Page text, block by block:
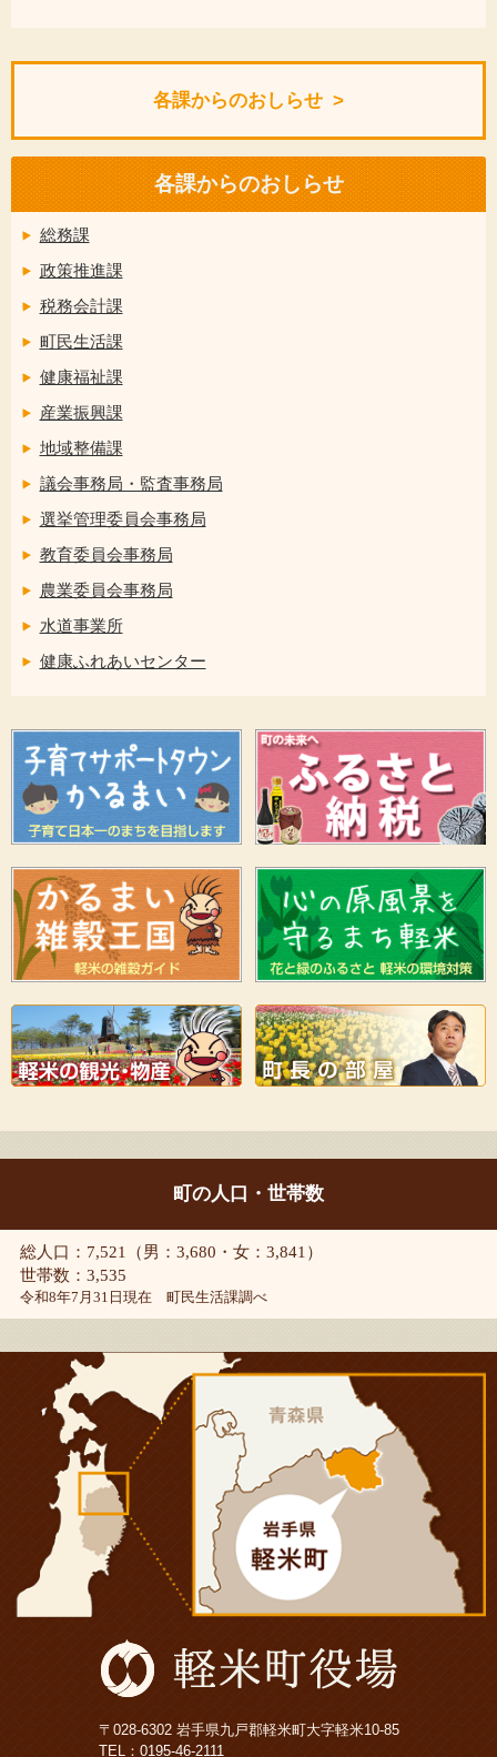
各課からのおしらせ
各課からのおしらせ
総務課
政策推進課
税務会計課
町民生活課
健康福祉課
産業振興課
地域整備課
議会事務局・監査事務局
選挙管理委員会事務局
教育委員会事務局
農業委員会事務局
水道事業所
健康ふれあいセンター
町の人口・世帯数
総人口：7,521（男：3,680・女：3,841）
世帯数：3,535
令和8年7月31日現在 町民生活課調べ
〒028-6302 岩手県九戸郡軽米町大字軽米10-85
TEL： 0195-46-2111